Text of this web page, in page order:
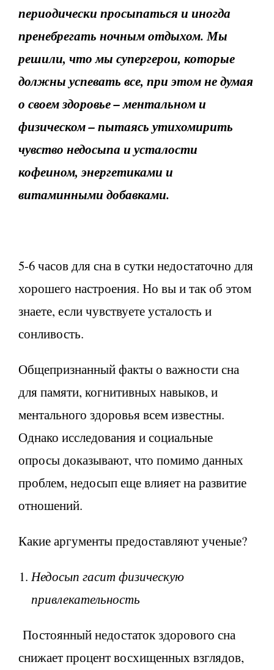
периодически просыпаться и иногда
пренебрегать ночным отдыхом. Мы
решили, что мы супергерои, которые
должны успевать все, при этом не думая
о своем здоровье – ментальном и
физическом – пытаясь утихомирить
чувство недосыпа и усталости
кофеином, энергетиками и
витаминными добавками.
5-6 часов для сна в сутки недостаточно для
хорошего настроения. Но вы и так об этом
знаете, если чувствуете усталость и
сонливость.
Общепризнанный факты о важности сна
для памяти, когнитивных навыков, и
ментального здоровья всем известны.
Однако исследования и социальные
опросы доказывают, что помимо данных
проблем, недосып еще влияет на развитие
отношений.
Какие аргументы предоставляют ученые?
Недосып гасит физическую
привлекательность
Постоянный недостаток здорового сна
снижает процент восхищенных взглядов,